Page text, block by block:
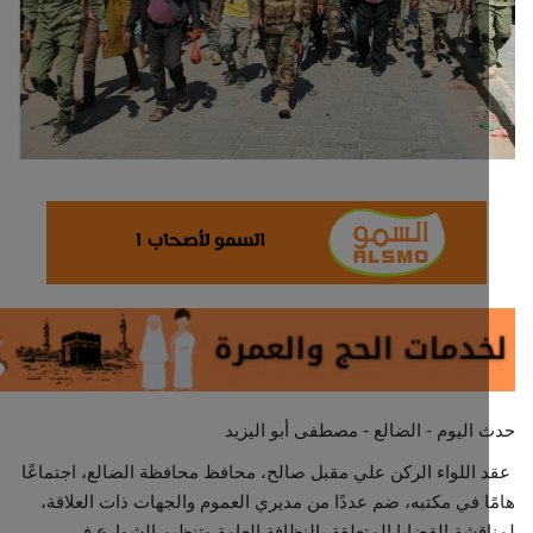
ثقافة وفن
اقتصاد
التقارير والحوارات
مؤسسة حدث اليوم
الطقس
صحة
منصة حرة
تكنولوجيا وسيارات
اليوم - الضالع - مصطفى أبو اليزيد
اللواء الركن علي مقبل صالح، محافظ محافظة الضالع، اجتماعًا
في مكتبه، ضم عددًا من مديري العموم والجهات ذات العلاقة،